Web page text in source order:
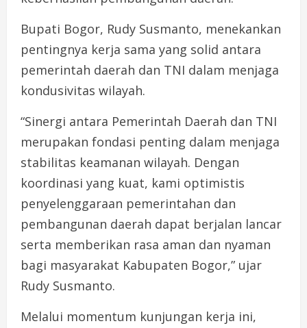
Bupati Bogor, Rudy Susmanto, menekankan
pentingnya kerja sama yang solid antara
pemerintah daerah dan TNI dalam menjaga
kondusivitas wilayah.
“Sinergi antara Pemerintah Daerah dan TNI
merupakan fondasi penting dalam menjaga
stabilitas keamanan wilayah. Dengan
koordinasi yang kuat, kami optimistis
penyelenggaraan pemerintahan dan
pembangunan daerah dapat berjalan lancar
serta memberikan rasa aman dan nyaman
bagi masyarakat Kabupaten Bogor,” ujar
Rudy Susmanto.
Melalui momentum kunjungan kerja ini,